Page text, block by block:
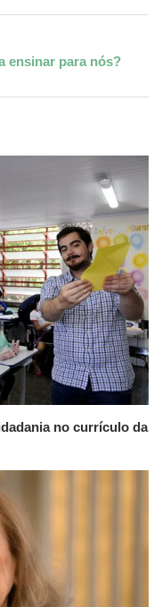
ensinar para nós?
no currículo da